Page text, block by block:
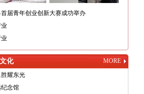
届青年创业创新大赛成功举办
化
MORE
耀东光
念馆